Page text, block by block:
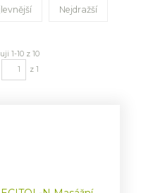
Nejdražší
1-10 z 10
z 1